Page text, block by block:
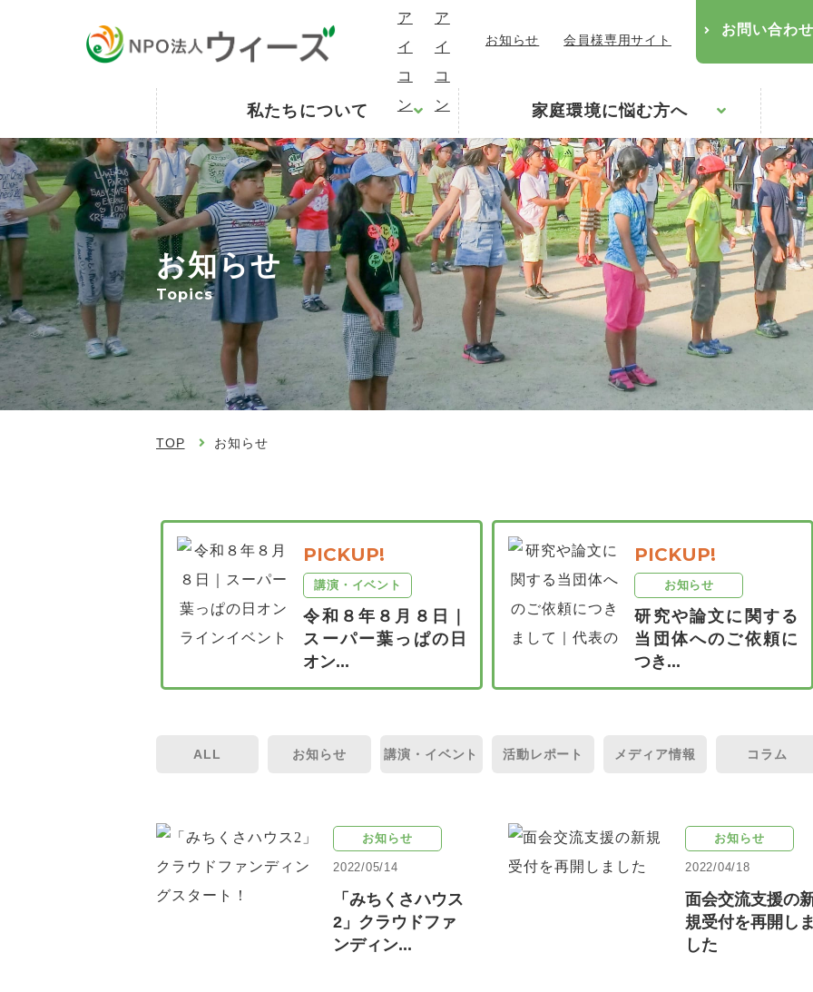
お知らせ 会員様専用サイト
お問い合わせ
私たちについて 家庭環境に悩む方へ
お知らせ
Topics
TOP お知らせ
PICKUP!
講演・イベント
令和８年８月８日｜
スーパー葉っぱの日
オン...
PICKUP!
お知らせ
研究や論文に関する
当団体へのご依頼に
つき...
ALL お知らせ 講演・ イベント 活動レポート メディア情報 コラム
お知らせ
2022/05/14
「みちくさハウス
2」クラウドファ
ンディン...
お知らせ
2022/04/18
面会交流支援の
規受付を再開し
した